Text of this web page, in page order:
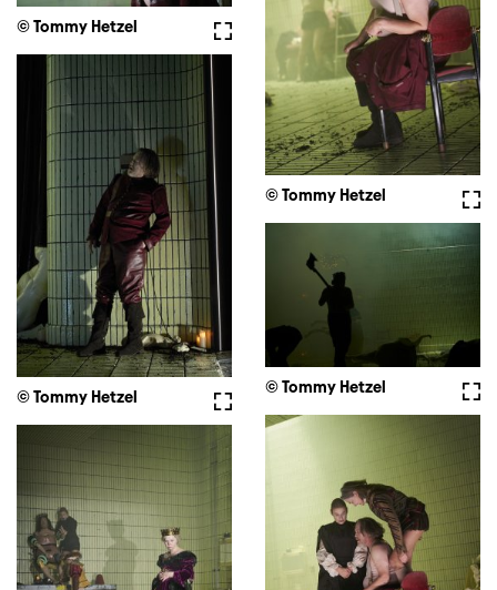
© Tommy Hetzel
Vollbild
© Tommy Hetzel
Vollbild
© Tommy Hetzel
© Tommy Hetzel